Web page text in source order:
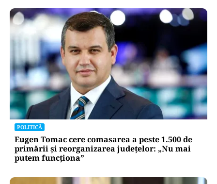
POLITICĂ
Eugen Tomac cere comasarea a peste 1.500 de
primării și reorganizarea județelor: „Nu mai
putem funcționa”